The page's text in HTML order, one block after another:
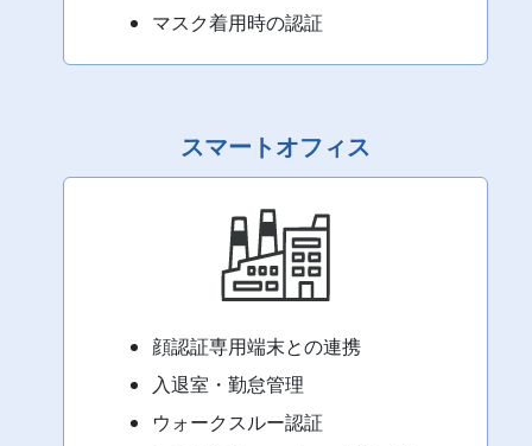
マスク着用時の認証
スマートオフィス
顔認証専用端末との連携
入退室・勤怠管理
ウォークスルー認証